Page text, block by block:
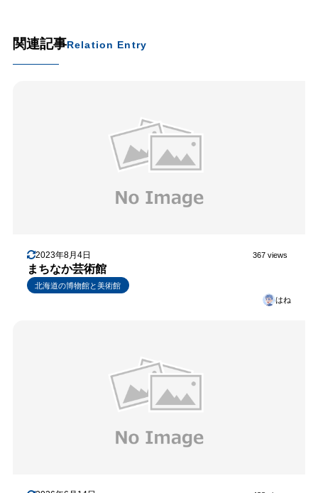
関連記事Relation Entry
2023年8月4日 367 views
まちなか芸術館
北海道の博物館と美術館
はね